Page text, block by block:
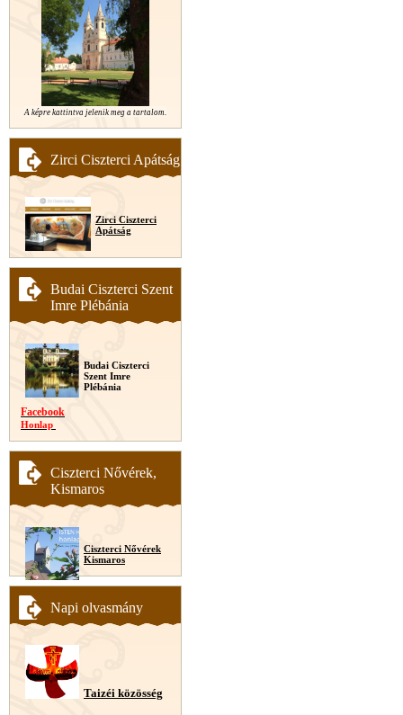
A képre kattintva jelenik meg a tartalom.
Zirci Ciszterci Apátság
Zirci Ciszterci
Apátság
Budai Ciszterci Szent
Imre Plébánia
Budai Ciszterci
Szent Imre
Plébánia
Facebook
Honlap
Ciszterci Nővérek,
Kismaros
Ciszterci Nővérek
Kismaros
Napi olvasmány
Taizéi közösség